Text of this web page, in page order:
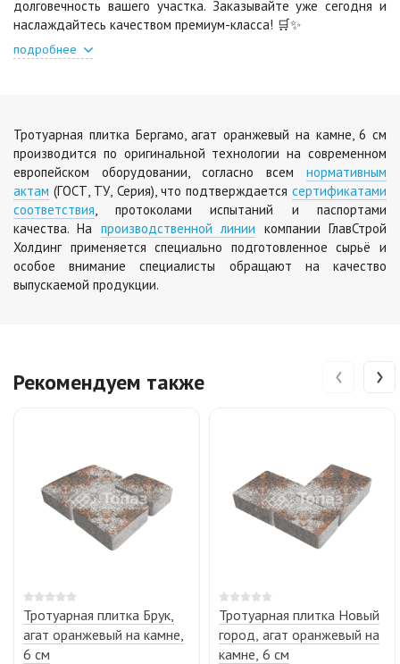
долговечность вашего участка. Заказывайте уже сегодня и
наслаждайтесь качеством премиум-класса! 🛒✨
подробнее
Тротуарная плитка Бергамо, агат оранжевый на камне, 6 см
производится по оригинальной технологии на современном
европейском оборудовании, согласно всем нормативным
актам (ГОСТ, ТУ, Серия), что подтверждается сертификатами
соответствия , протоколами испытаний и паспортами
качества. На производственной линии компании ГлавСтрой
Холдинг применяется специально подготовленное сырьё и
особое внимание специалисты обращают на качество
выпускаемой продукции.
Рекомендуем также
Тротуарная плитка Брук,
агат оранжевый на камне,
6 см
Тротуарная плитка Новый
город, агат оранжевый на
камне, 6 см
‹ ›